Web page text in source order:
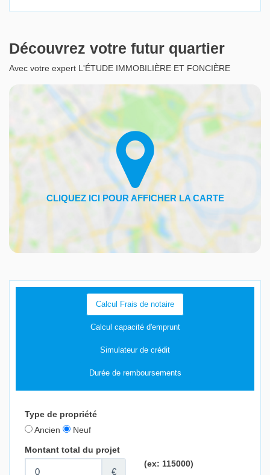
Découvrez votre futur quartier
Avec votre expert L'ÉTUDE IMMOBILIÈRE ET FONCIÈRE
Calcul Frais de notaire
Calcul capacité d'emprunt
Simulateur de crédit
Durée de remboursements